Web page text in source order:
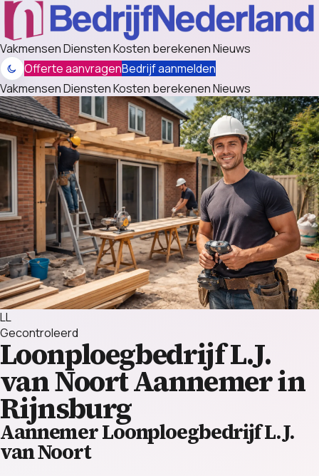
VakmensenDienstenKosten berekenenNieuws
Offerte aanvragenBedrijf aanmelden
VakmensenDienstenKosten berekenenNieuws
LL
Gecontroleerd
Loonploegbedrijf L.J.
van NoortAannemer in
Rijnsburg
Aannemer Loonploegbedrijf L.J.
van Noort